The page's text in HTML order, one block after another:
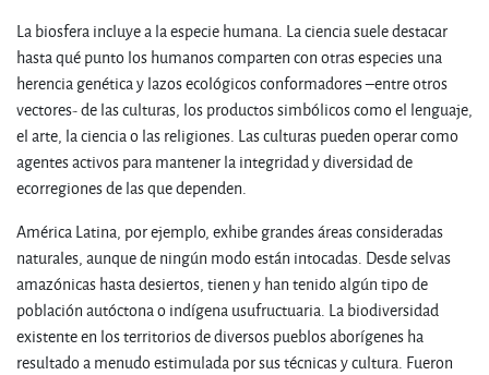
La biosfera incluye a la especie humana. La ciencia suele destacar
hasta qué punto los humanos comparten con otras especies una
herencia genética y lazos ecológicos conformadores –entre otros
vectores- de las culturas, los productos simbólicos como el lenguaje,
el arte, la ciencia o las religiones. Las culturas pueden operar como
agentes activos para mantener la integridad y diversidad de
ecorregiones de las que dependen.
América Latina, por ejemplo, exhibe grandes áreas consideradas
naturales, aunque de ningún modo están intocadas. Desde selvas
amazónicas hasta desiertos, tienen y han tenido algún tipo de
población autóctona o indígena usufructuaria. La biodiversidad
existente en los territorios de diversos pueblos aborígenes ha
resultado a menudo estimulada por sus técnicas y cultura. Fueron